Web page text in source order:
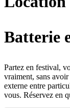
Batterie
Partez en festival,
vraiment, sans
externe entre
vous. Réservez en